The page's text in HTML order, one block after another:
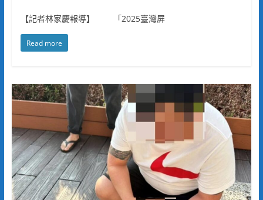
【記者林家慶報導】 「2025臺灣屏
Read more